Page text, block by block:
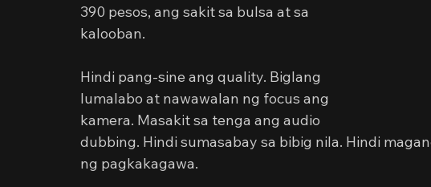
390 pesos, ang sakit sa bulsa at sa
kalooban.
Hindi pang-sine ang quality. Biglang
lumalabo at nawawalan ng focus ang
kamera. Masakit sa tenga ang audio
dubbing. Hindi sumasabay sa bibig nila. Hindi
ng pagkakagawa.